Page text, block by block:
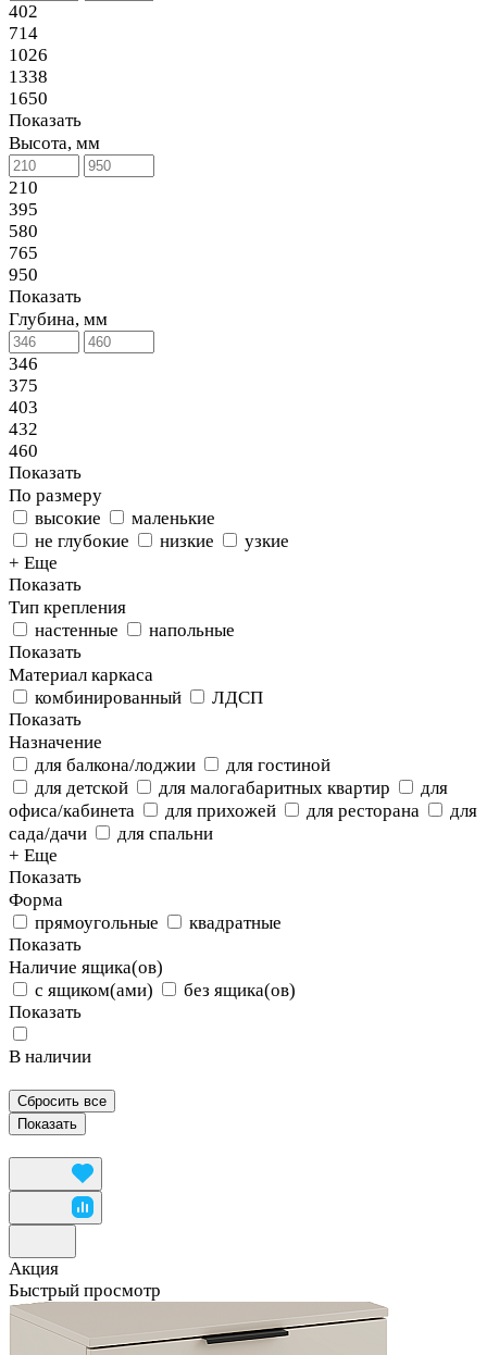
402
714
1026
1338
1650
Показать
Высота, мм
210
395
580
765
950
Показать
Глубина, мм
346
375
403
432
460
Показать
По размеру
высокие
маленькие
не глубокие
низкие
узкие
+ Еще
Показать
Тип крепления
настенные
напольные
Показать
Материал каркаса
комбинированный
ЛДСП
Показать
Назначение
для балкона/лоджии
для гостиной
для детской
для малогабаритных квартир
для
офиса/кабинета
для прихожей для ресторана
для
сада/дачи
для спальни
+ Еще
Показать
Форма
прямоугольные
квадратные
Показать
Наличие ящика(ов)
с ящиком(ами)
без ящика(ов)
Показать
В наличии
Сбросить все
Акция
Быстрый просмотр